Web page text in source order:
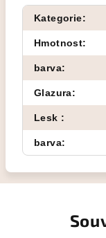
Kategorie:
Hmotnost:
barva:
Glazura:
Lesk :
barva: